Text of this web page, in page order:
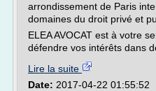
arrondissement de Paris
domaines du droit privé et
ELEA AVOCAT est à votre
défendre vos intérêts dans
Lire la suite
Date: 2017-04-22 01:55:52